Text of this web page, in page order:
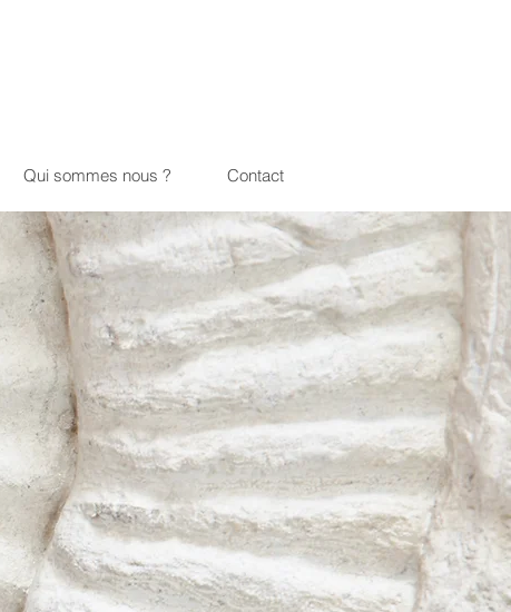
Qui sommes nous ? Contact